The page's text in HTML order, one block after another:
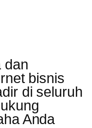
dan
bisnis
di seluruh
Anda